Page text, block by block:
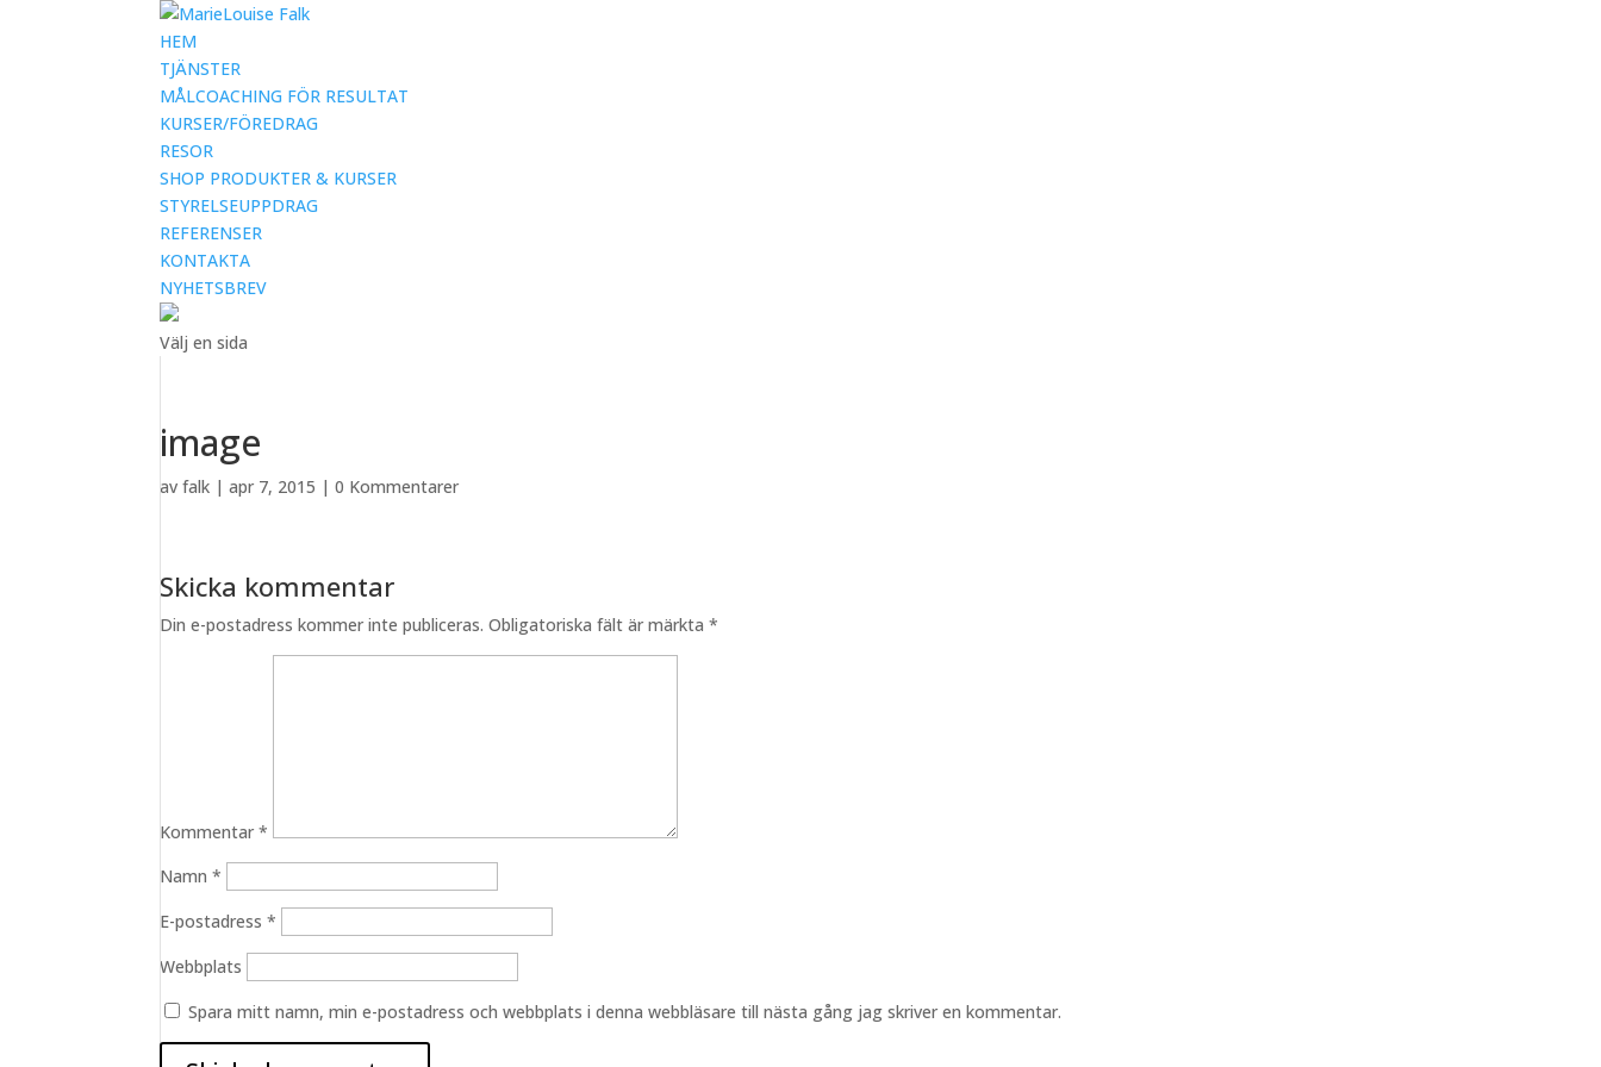
HEM
TJÄNSTER
MÅLCOACHING FÖR RESULTAT
KURSER/FÖREDRAG
RESOR
SHOP PRODUKTER & KURSER
STYRELSEUPPDRAG
REFERENSER
KONTAKTA
NYHETSBREV
Välj en sida
image
avfalk |apr 7, 2015 |0 Kommentarer
Skicka kommentar
Din e-postadress kommer inte publiceras. Obligatoriska fält är märkta*
Kommentar*
Namn*
E-postadress*
Webbplats
Spara mitt namn, min e-postadress och webbplats i denna webbläsare till nästa gång jag skriver en kommentar.